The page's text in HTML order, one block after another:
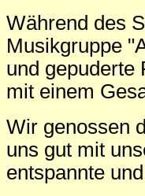
Während des
Musikgruppe
und gepuderte
mit einem
Wir genossen
uns gut mit
entspannte